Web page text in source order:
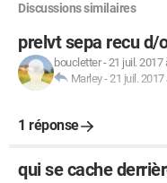
Discussions similaires
prelvt sepa recu d/
boucletter-21 juil. 2017
Marley-21 juil. 2017
1 réponse
qui se cache